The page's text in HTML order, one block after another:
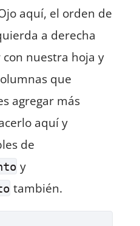
aquí, el orden de
a derecha
nuestra hoja y
que
agregar más
aquí y
de
y
también.